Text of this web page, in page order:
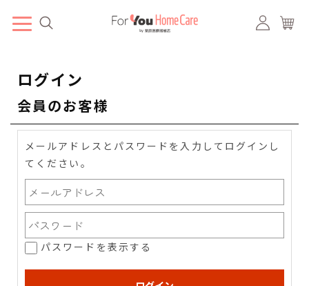
ログイン
会員のお客様
メールアドレスとパスワードを入力してログインし
てください。
パスワードを表示する